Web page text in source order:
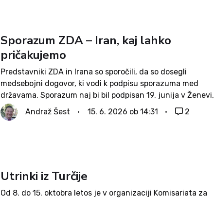
Sporazum ZDA – Iran, kaj lahko
pričakujemo
Predstavniki ZDA in Irana so sporočili, da so dosegli
medsebojni dogovor, ki vodi k podpisu sporazuma med
državama. Sporazum naj bi bil podpisan 19. junija v Ženevi,
kar je sporočil pakistanski zunanji minister Išak Dar, ki se je
zahvalil še...
Andraž Šest 15. 6. 2026 ob 14:31 2
Utrinki iz Turčije
Od 8. do 15. oktobra letos je v organizaciji Komisariata za